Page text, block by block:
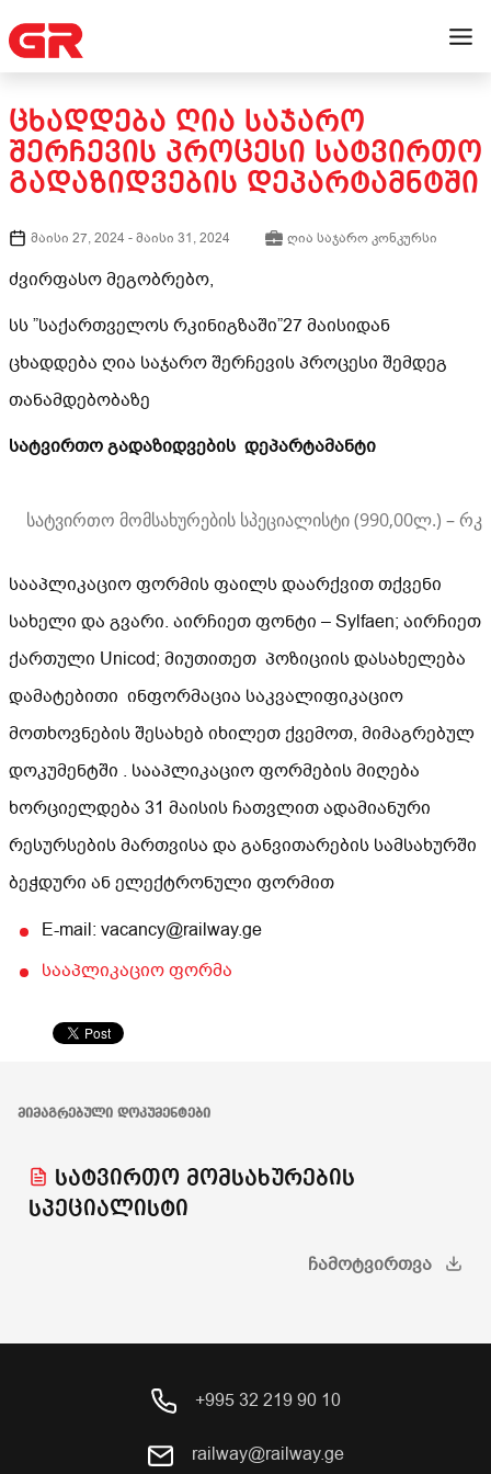
ᲪᲮᲐᲓᲓᲔᲑᲐ ᲦᲘᲐ ᲡᲐᲯᲐᲠᲝ
ᲨᲔᲠᲩᲔᲕᲘᲡ ᲞᲠᲝᲪᲔᲡᲘ ᲡᲐᲢᲕᲘᲠᲗᲝ
ᲒᲐᲓᲐᲖᲘᲓᲕᲔᲑᲘᲡ ᲓᲔᲞᲐᲠᲢᲐᲛᲜᲢᲨᲘ
მაისი 27, 2024 -მაისი 31, 2024 ღია საჯარო კონკურსი
ძვირფასო მეგობრებო,
სს ”საქართველოს რკინიგზაში”27 მაისიდან
ცხადდება ღია საჯარო შერჩევის პროცესი შემდეგ
თანამდებობაზე
სატვირთო გადაზიდვების დეპარტამანტი
სატვირთო მომსახურების სპეციალისტი (990,00ლ.) –
სააპლიკაციო ფორმის ფაილს დაარქვით თქვენი
სახელი და გვარი. აირჩიეთ ფონტი – Sylfaen; აირჩიეთ
ქართული Unicod; მიუთითეთ პოზიციის დასახელება
დამატებითი ინფორმაცია საკვალიფიკაციო
მოთხოვნების შესახებ იხილეთ ქვემოთ, მიმაგრებულ
დოკუმენტში . სააპლიკაციო ფორმების მიღება
ხორციელდება 31 მაისის ჩათვლით ადამიანური
რესურსების მართვისა და განვითარების სამსახურში
ბეჭდური ან ელექტრონული ფორმით
E-mail: vacancy@railway.ge
სააპლიკაციო ფორმა
ᲛᲘᲛᲐᲒᲠᲔᲑᲣᲚᲘ ᲓᲝᲙᲣᲛᲔᲜᲢᲔᲑᲘ
სატვირთო მომსახურების
სპეციალისტი
ᲩᲐᲛᲝᲢᲕᲘᲠᲗᲕᲐ
+995 32 219 90 10
railway@railway.ge